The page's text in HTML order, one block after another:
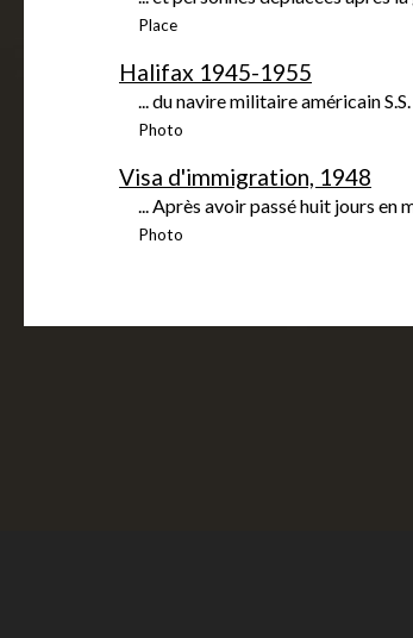
Place
Halifax 1945-1955
... du navire militaire américain
Photo
Visa d'immigration, 1948
... Après avoir passé huit jours en
Photo